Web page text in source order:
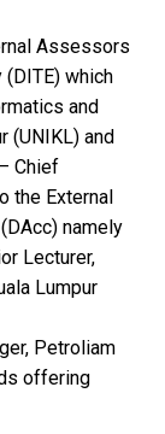
Assessors
which
and
(UNIKL) and
Chief
the External
namely
Lecturer,
Lumpur
Petroliam
offering